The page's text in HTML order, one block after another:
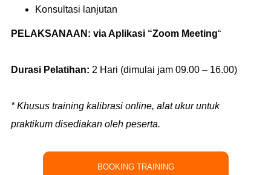
Konsultasi lanjutan
PELAKSANAAN: via Aplikasi “Zoom Meeting“
Durasi Pelatihan: 2 Hari (dimulai jam 09.00 – 16.00)
* Khusus training kalibrasi online, alat ukur untuk
praktikum disediakan oleh peserta.
BOOKING TRAINING